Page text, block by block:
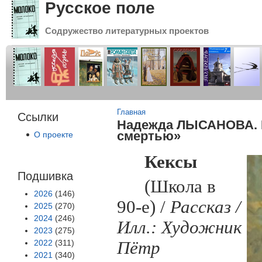
Русское поле
Содружество литературных проектов
Ссылки
О проекте
Подшивка
2026 (146)
2025 (270)
2024 (246)
2023 (275)
2022 (311)
2021 (340)
Вы здесь
Главная
Надежда ЛЫСАНОВА.
смертью»
Кексы
(Школа в
90-е) / Рассказ /
Илл.: Художник
Пётр